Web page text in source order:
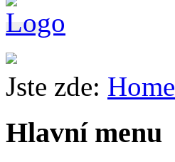
Jste zde: Home
Hlavní menu